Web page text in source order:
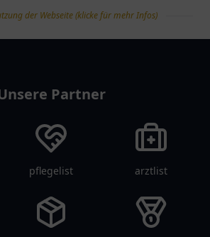
Ladestation für
Elektrofahrzeuge in
der Webseite (klicke für mehr Infos)
Partner
pflegelist arztlist